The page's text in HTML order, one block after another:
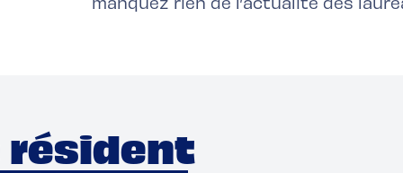
résident